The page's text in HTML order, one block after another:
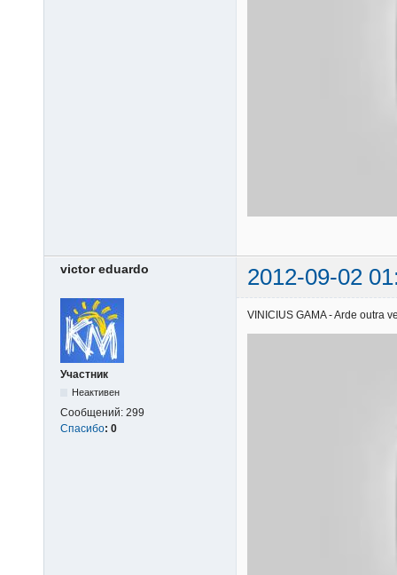
victor eduardo 2012-09-02
Участник
Неактивен
Сообщений: 299
Спасибо: 0
VINICIUS GAMA - Arde outra